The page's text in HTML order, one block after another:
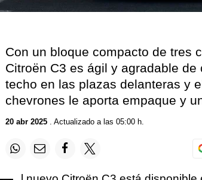
Con un bloque compacto de tres
Citroën C3 es ágil y agradable
techo en las plazas delanteras y
chevrones le aporta empaque y
20 abr 2025. Actualizado a las 05:00 h.